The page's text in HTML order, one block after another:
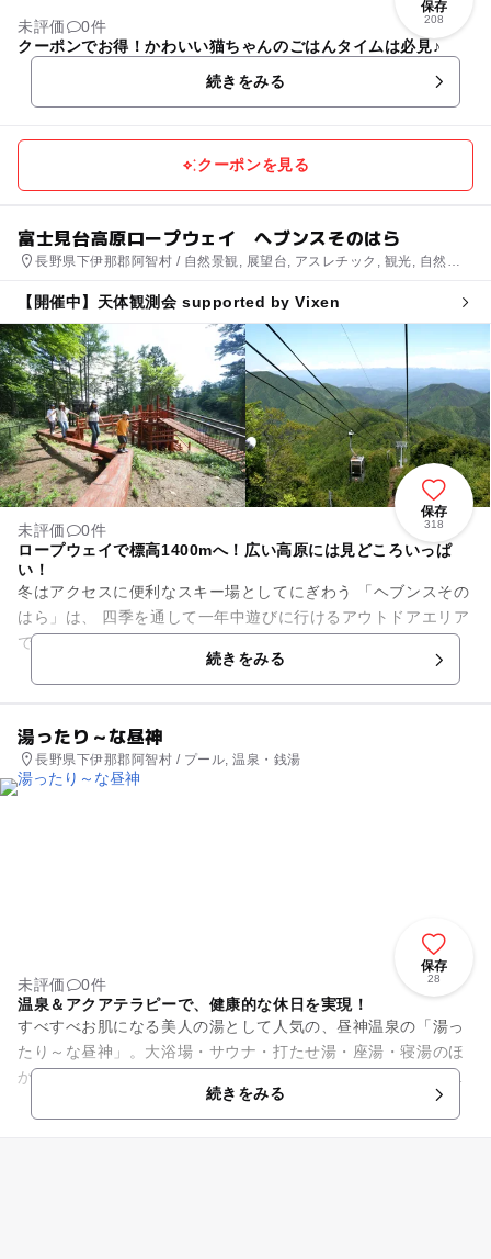
保存
208
未評価
0件
クーポンでお得！かわいい猫ちゃんのごはんタイムは必見♪
続きをみる
クーポンを見る
富士見台高原ロープウェイ ヘブンスそのはら
長野県下伊那郡阿智村 / 自然景観, 展望台, アスレチック, 観光, 自然体
【開催中】天体観測会 supported by Vixen
保存
318
未評価
0件
ロープウェイで標高1400mへ！広い高原には見どころいっぱ
い！
冬はアクセスに便利なスキー場としてにぎわう 「ヘブンスその
はら」は、 四季を通して一年中遊びに行けるアウトドアエリア
続きをみる
湯ったり～な昼神
長野県下伊那郡阿智村 / プール, 温泉・銭湯
保存
28
未評価
0件
温泉＆アクアテラピーで、健康的な休日を実現！
すべすべお肌になる美人の湯として人気の、昼神温泉の「湯っ
たり～な昼神」。大浴場・サウナ・打たせ湯・座湯・寝湯のほ
かに、マイクロナノバブルの露天風呂が完備されています。お
風呂だけでは物足りないとい...続きをみる